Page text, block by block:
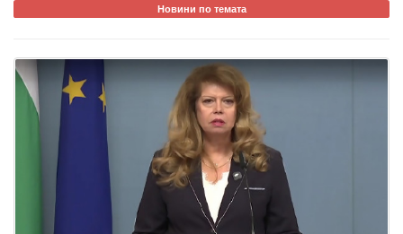
Новини по темата